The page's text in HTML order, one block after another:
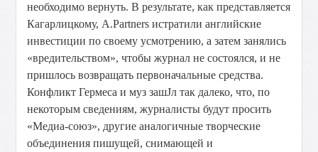
необходимо вернуть. В результате, как представляется
Кагарлицкому, A.Partners истратили английские
инвестиции по своему усмотрению, а затем занялись
«вредительством», чтобы журнал не состоялся, и не
пришлось возвращать первоначальные средства.
Конфликт Гермеса и муз зашЈл так далеко, что, по
некоторым сведениям, журналисты будут просить
«Медиа-союз», другие аналогичные творческие
объединения пишущей, снимающей и